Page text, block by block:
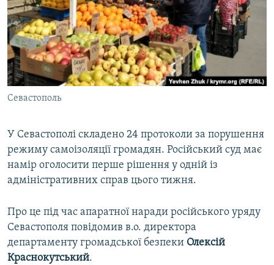
ДЕПОРТАЦІЯ
ВІДЕОУРОКИ «ELIFBE»
СВІДЧЕННЯ ОКУПАЦІЇ
УКРАЇНСЬКА ПРОБЛЕМА КРИМУ
ІНФОГРАФІКА
ЯК ОБІЙТИ БЛОКУВАННЯ
Русский
Qırımtatar
ДОЛУЧАЙСЯ!
Усі сайти RFE/RL
Севастополь
У Севастополі складено 24 протоколи за порушення
режиму самоізоляції громадян. Російський суд має
намір оголосити перше рішення у одній із
адміністративних справ цього тижня.
Про це під час апаратної наради російського уряду
Севастополя повідомив в.о. директора
департаменту громадської безпеки Олексій
Краснокутський.